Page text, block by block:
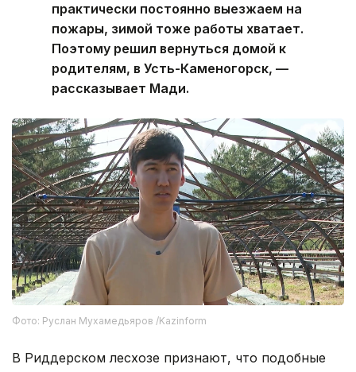
практически постоянно выезжаем на
пожары, зимой тоже работы хватает.
Поэтому решил вернуться домой к
родителям, в Усть-Каменогорск, —
рассказывает Мади.
Фото: Руслан Мухамедьяров /Kazinform
В Риддерском лесхозе признают, что подобные